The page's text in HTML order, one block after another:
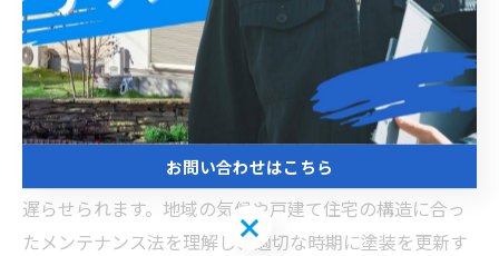
初期兆候として、塗膜のひび割れや色あせ、チョーキン
グ（白い粉の発生）が挙げられます。これらを見逃さ
ず、早期発見・対処が重要です。塗料選びにおいては、
耐候性に優れたシリコン系やフッ素系の塗料が松戸市の
気候に適しています。メンテナンスでは、定期的な点検
を実施し、汚れやカビの除去も行うことで外壁の劣化を
遅らせられます。地域の気候や戸建て住宅の構造に合っ
たメンテナンス法を理解し、適切な時期に塗装を更新す
お問い合わせはこちら
お問い合わせはこちら